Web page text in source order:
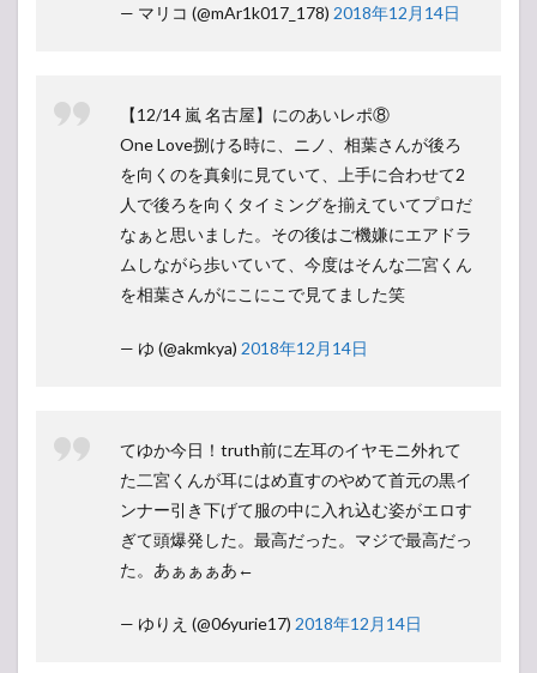
— マリコ (@mAr1k017_178) 2018年12月14日
【12/14 嵐 名古屋】にのあいレポ⑧
One Love捌ける時に、ニノ、相葉さんが後ろ
を向くのを真剣に見ていて、上手に合わせて2
人で後ろを向くタイミングを揃えていてプロだ
なぁと思いました。その後はご機嫌にエアドラ
ムしながら歩いていて、今度はそんな二宮くん
を相葉さんがにこにこで見てました笑
— ゆ (@akmkya) 2018年12月14日
てゆか今日！truth前に左耳のイヤモニ外れて
た二宮くんが耳にはめ直すのやめて首元の黒イ
ンナー引き下げて服の中に入れ込む姿がエロす
ぎて頭爆発した。最高だった。マジで最高だっ
た。あぁぁぁあ←
— ゆりえ (@06yurie17) 2018年12月14日